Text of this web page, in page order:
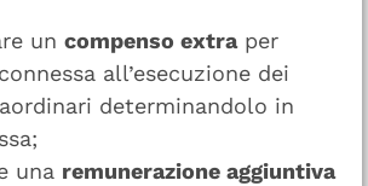
un compenso extraper
all’esecuzione dei
determinandolo in
una remunerazione aggiuntiva